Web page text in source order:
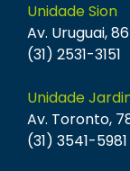
Unidade Sion
Av. Uruguai,
(31) 2531-3151
Unidade
Av. Toronto,
(31) 3541-5981